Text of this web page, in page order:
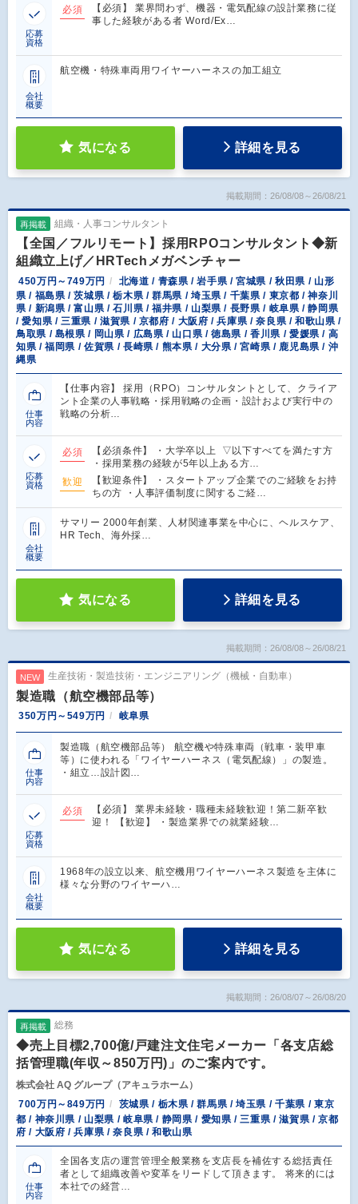
応募
資格
必須
【必須】 業界問わず、機器・電気配線の設計業務に従
事した経験がある者 Word/Ex…
会社
概要
航空機・特殊車両用ワイヤーハーネスの加工組立
気になる 詳細を見る
掲載期間：26/08/08～26/08/21
再掲載 組織・人事コンサルタント
【全国／フルリモート】採用RPOコンサルタント◆新
組織立上げ／HRTechメガベンチャー
450万円～749万円
北海道 / 青森県 / 岩手県 / 宮城県 / 秋田県 / 山形
県 / 福島県 / 茨城県 / 栃木県 / 群馬県 / 埼玉県 / 千葉県 / 東京都 / 神奈川
県 / 新潟県 / 富山県 / 石川県 / 福井県 / 山梨県 / 長野県 / 岐阜県 / 静岡県
/ 愛知県 / 三重県 / 滋賀県 / 京都府 / 大阪府 / 兵庫県 / 奈良県 / 和歌山県 /
鳥取県 / 島根県 / 岡山県 / 広島県 / 山口県 / 徳島県 / 香川県 / 愛媛県 / 高
知県 / 福岡県 / 佐賀県 / 長崎県 / 熊本県 / 大分県 / 宮崎県 / 鹿児島県 / 沖
縄県
仕事
内容
【仕事内容】 採用（RPO）コンサルタントとして、クライア
ント企業の人事戦略・採用戦略の企画・設計および実行中の
戦略の分析…
応募
資格
必須
【必須条件】 ・大学卒以上 ▽以下すべてを満たす方
・採用業務の経験が5年以上ある方…
歓迎
【歓迎条件】 ・スタートアップ企業でのご経験をお持
ちの方 ・人事評価制度に関するご経…
会社
概要
サマリー 2000年創業、人材関連事業を中心に、ヘルスケア、
HR Tech、海外採…
気になる 詳細を見る
掲載期間：26/08/08～26/08/21
NEW 生産技術・製造技術・エンジニアリング（機械・自動車）
製造職（航空機部品等）
350万円～549万円 岐阜県
仕事
内容
製造職（航空機部品等） 航空機や特殊車両（戦車・装甲車
等）に使われる「ワイヤーハーネス（電気配線）」の製造。
・組立…設計図…
応募
資格
必須
【必須】 業界未経験・職種未経験歓迎！第二新卒歓
迎！ 【歓迎】 ・製造業界での就業経験…
会社
概要
1968年の設立以来、航空機用ワイヤーハーネス製造を主体に
様々な分野のワイヤーハ…
気になる 詳細を見る
掲載期間：26/08/07～26/08/20
再掲載 総務
◆売上目標2,700億/戸建注文住宅メーカー「各支店総
括管理職(年収～850万円)」のご案内です。
株式会社 AQ グループ（アキュラホーム）
700万円～849万円
茨城県 / 栃木県 / 群馬県 / 埼玉県 / 千葉県 / 東京
都 / 神奈川県 / 山梨県 / 岐阜県 / 静岡県 / 愛知県 / 三重県 / 滋賀県 / 京都
府 / 大阪府 / 兵庫県 / 奈良県 / 和歌山県
仕事
内容
全国各支店の運営管理全般業務を支店長を補佐する総括責任
者として組織改善や変革をリードして頂きます。 将来的には
本社での経営…